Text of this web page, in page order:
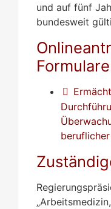
und auf fünf
bundesweit
Formulare